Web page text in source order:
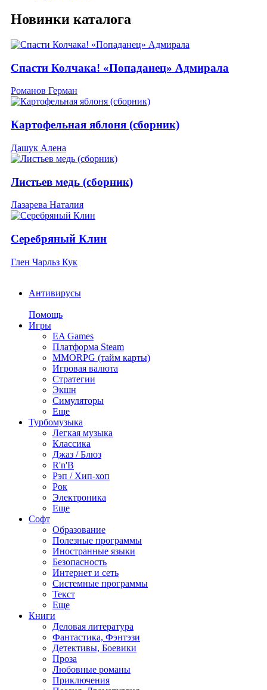
Новинки каталога
Спасти Колчака! «Попаданец» Адмирала
Романов Герман
Картофельная яблоня (сборник)
Дашук Алена
Листьев медь (сборник)
Лазарева Наталия
Серебряный Клин
Глен Чарльз Кук
Антивирусы
Помощь
Игры
EA Games
Платформа Steam
MMORPG (тайм карты)
Игровая валюта
Стратегии
Экшн
Симуляторы
Еще
Турбомузыка
Легкая музыка
Классика
Джаз / Блюз
R'n'B
Рэп / Хип-хоп
Рок
Электроника
Еще
Софт
Образование
Полезные программы
Иностранные языки
Безопасность
Интернет и сеть
Системные программы
Текст
Еще
Книги
Деловая литература
Фантастика, Фэнтэзи
Детективы, Боевики
Проза
Любовные романы
Приключения